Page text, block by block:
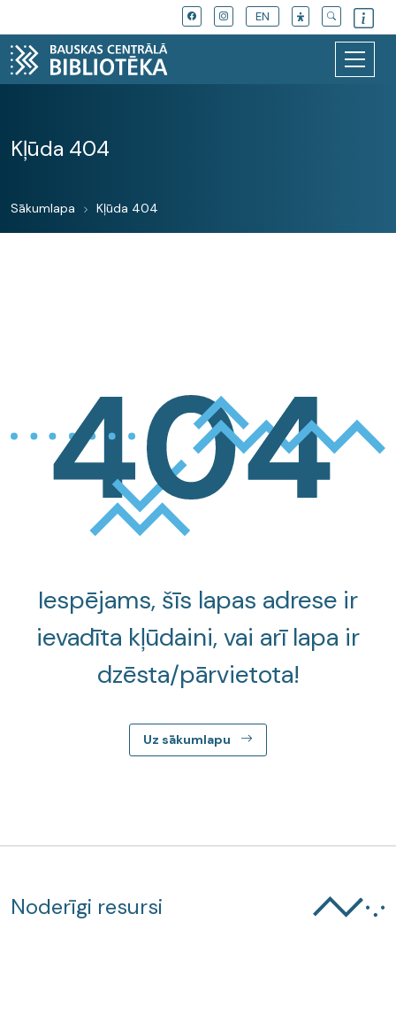
EN
Kļūda 404
Sākumlapa Kļūda 404
Iespējams, šīs lapas adrese ir
ievadīta kļūdaini, vai arī lapa ir
dzēsta/pārvietota!
Uz sākumlapu
Noderīgi resursi